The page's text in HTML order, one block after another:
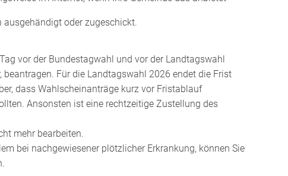
oder zugeschickt.
vor der Bundestagwahl und vor der Landtagswahl
beantragen. Für die Landtagswahl 2026 endet die Frist
dass Wahlscheinanträge kurz vor Fristablauf
Ansonsten ist eine rechtzeitige Zustellung des
mehr bearbeiten.
bei nachgewiesener plötzlicher Erkrankung, können Sie